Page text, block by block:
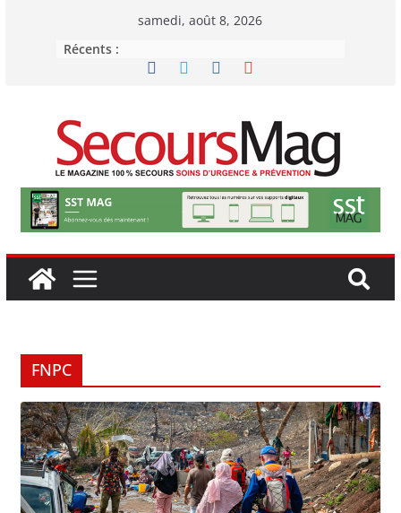
samedi, août 8, 2026
Récents :
FNPC